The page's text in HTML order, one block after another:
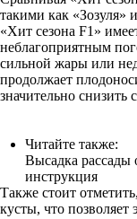
такими как
«Хит сезона F1»
неблагоприятным
сильной жары или
продолжает
значительно снизить
Читайте также:
Высадка рассады
инструкция
Также стоит
кусты, что позволяет